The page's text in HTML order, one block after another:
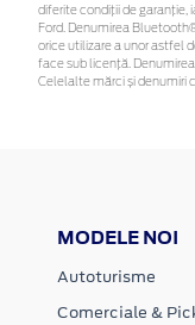
diferite condiții de garanție,
Ford. Denumirea
orice utilizare a unor astfel
face sub licență.
Celelalte mărci și denumiri
MODELE NOI
Autoturisme
Comerciale &